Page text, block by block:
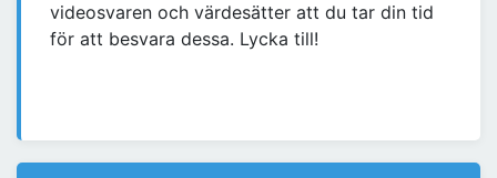
videosvaren och värdesätter att du tar din tid
för att besvara dessa. Lycka till!